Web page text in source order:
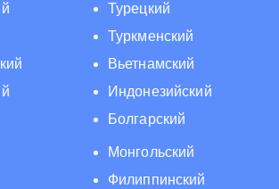
Турецкий
Туркменский
Вьетнамский
Индонезийский
Болгарский
Монгольский
Филиппинский